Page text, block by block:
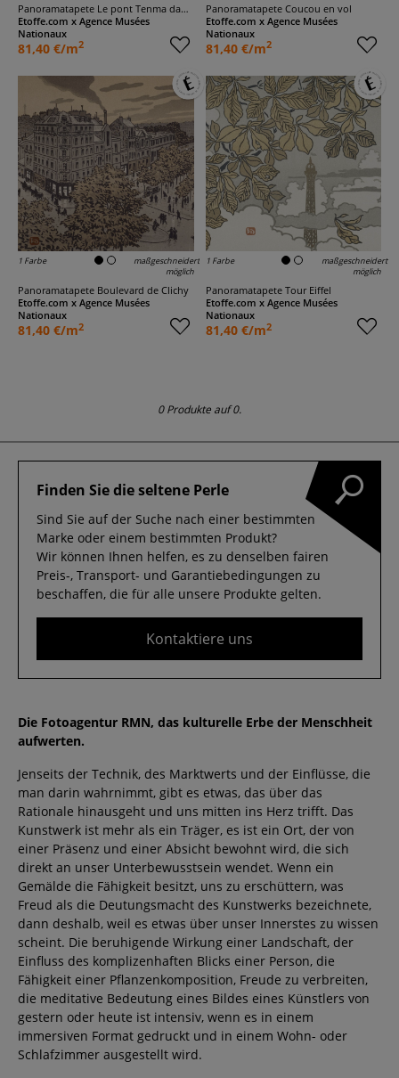
Panoramatapete Le pont Tenma dans la province de Settsu
Etoffe.com x Agence Musées
Nationaux
81,40 €/m2
Panoramatapete Coucou en vol
Etoffe.com x Agence Musées
Nationaux
81,40 €/m2
1 Farbe
maßgeschneidert
möglich
Panoramatapete Boulevard de Clichy
Etoffe.com x Agence Musées
Nationaux
81,40 €/m2
1 Farbe
maßgeschneidert
möglich
Panoramatapete Tour Eiffel
Etoffe.com x Agence Musées
Nationaux
81,40 €/m2
0 Produkte auf 0.
Finden Sie die seltene Perle
Sind Sie auf der Suche nach einer bestimmten
Marke oder einem bestimmten Produkt?
Wir können Ihnen helfen, es zu denselben fairen
Preis-, Transport- und Garantiebedingungen zu
beschaffen, die für alle unsere Produkte gelten.
Kontaktiere uns
Die Fotoagentur RMN, das kulturelle Erbe der Menschheit
aufwerten.
Jenseits der Technik, des Marktwerts und der Einflüsse, die
man darin wahrnimmt, gibt es etwas, das über das
Rationale hinausgeht und uns mitten ins Herz trifft. Das
Kunstwerk ist mehr als ein Träger, es ist ein Ort, der von
einer Präsenz und einer Absicht bewohnt wird, die sich
direkt an unser Unterbewusstsein wendet. Wenn ein
Gemälde die Fähigkeit besitzt, uns zu erschüttern, was
Freud als die Deutungsmacht des Kunstwerks bezeichnete,
dann deshalb, weil es etwas über unser Innerstes zu wissen
scheint. Die beruhigende Wirkung einer Landschaft, der
Einfluss des komplizenhaften Blicks einer Person, die
Fähigkeit einer Pflanzenkomposition, Freude zu verbreiten,
die meditative Bedeutung eines Bildes eines Künstlers von
gestern oder heute ist intensiv, wenn es in einem
immersiven Format gedruckt und in einem Wohn- oder
Schlafzimmer ausgestellt wird.